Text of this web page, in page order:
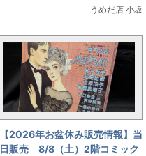
うめだ店 小坂
【2026年お盆休み販売情報】当
日販売 8/8（土）2階コミック